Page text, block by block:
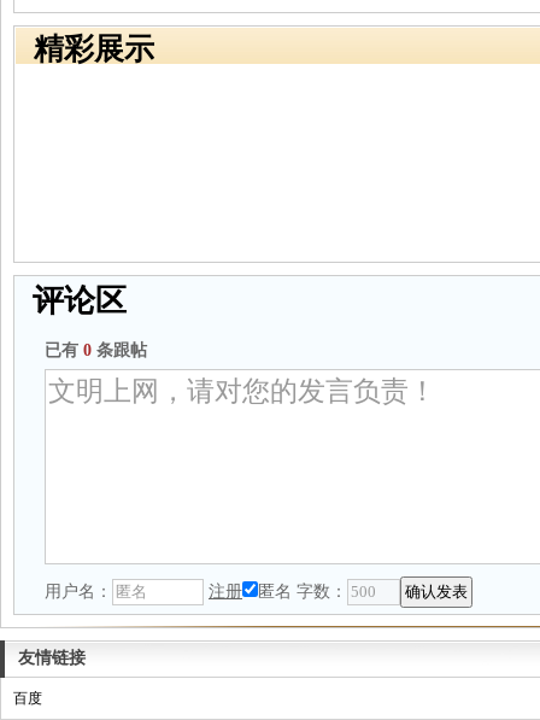
精彩展示
评论区
已有 0 条跟帖
用户名： 注册 匿名 字数：
友情链接
百度